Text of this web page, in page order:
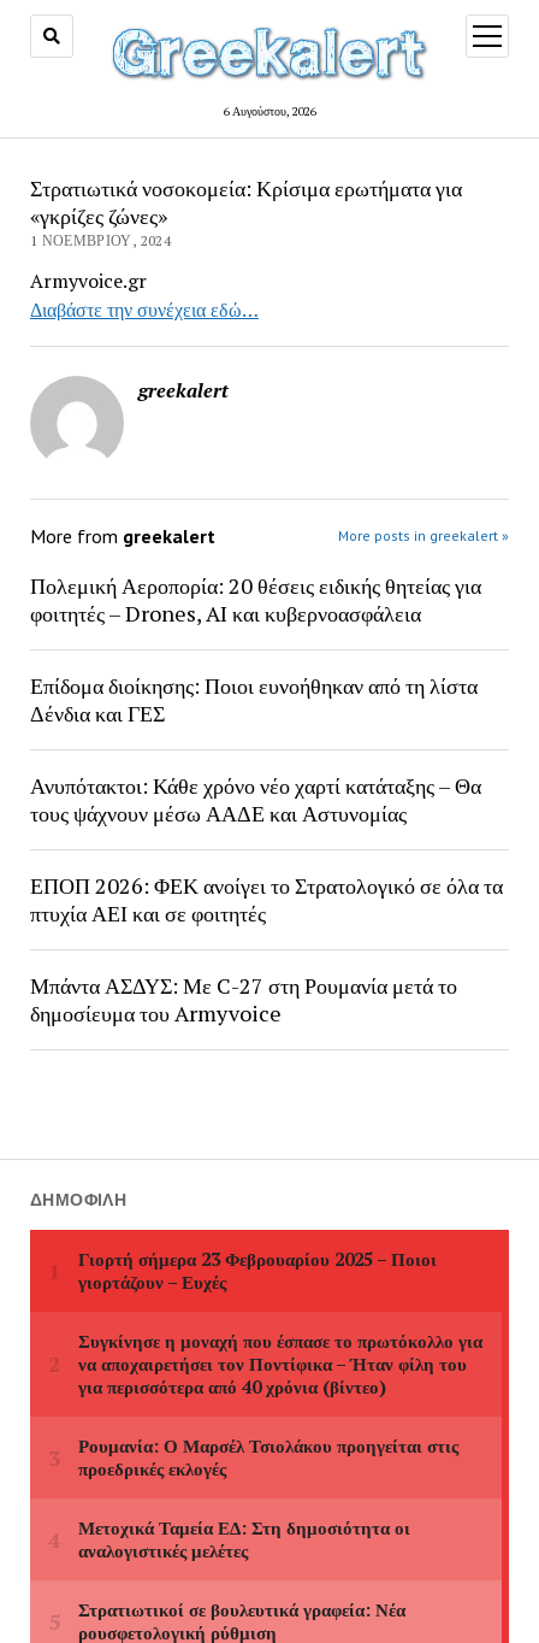
6 Αυγούστου, 2026
open
menu
Στρατιωτικά νοσοκομεία: Κρίσιμα ερωτήματα για
«γκρίζες ζώνες»
1 ΝΟΕΜΒΡΊΟΥ, 2024
Armyvoice.gr
Διαβάστε την συνέχεια εδώ…
greekalert
More from greekalert More posts in greekalert »
Πολεμική Αεροπορία: 20 θέσεις ειδικής θητείας για
φοιτητές – Drones, AI και κυβερνοασφάλεια
Επίδομα διοίκησης: Ποιοι ευνοήθηκαν από τη λίστα
Δένδια και ΓΕΣ
Ανυπότακτοι: Κάθε χρόνο νέο χαρτί κατάταξης – Θα
τους ψάχνουν μέσω ΑΑΔΕ και Αστυνομίας
ΕΠΟΠ 2026: ΦΕΚ ανοίγει το Στρατολογικό σε όλα τα
πτυχία ΑΕΙ και σε φοιτητές
Μπάντα ΑΣΔΥΣ: Με C-27 στη Ρουμανία μετά το
δημοσίευμα του Armyvoice
ΔΗΜΟΦΙΛΉ